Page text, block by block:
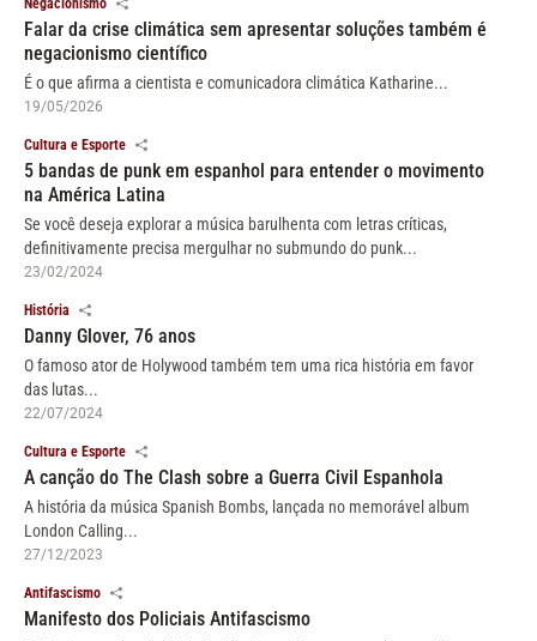
Negacionismo
Falar da crise climática sem apresentar soluções também é
negacionismo científico
É o que afirma a cientista e comunicadora climática Katharine...
19/05/2026
Cultura e Esporte
5 bandas de punk em espanhol para entender o movimento
na América Latina
Se você deseja explorar a música barulhenta com letras críticas,
definitivamente precisa mergulhar no submundo do punk...
23/02/2024
História
Danny Glover, 76 anos
O famoso ator de Holywood também tem uma rica história em favor
das lutas...
22/07/2024
Cultura e Esporte
A canção do The Clash sobre a Guerra Civil Espanhola
A história da música Spanish Bombs, lançada no memorável album
London Calling...
27/12/2023
Antifascismo
Manifesto dos Policiais Antifascismo